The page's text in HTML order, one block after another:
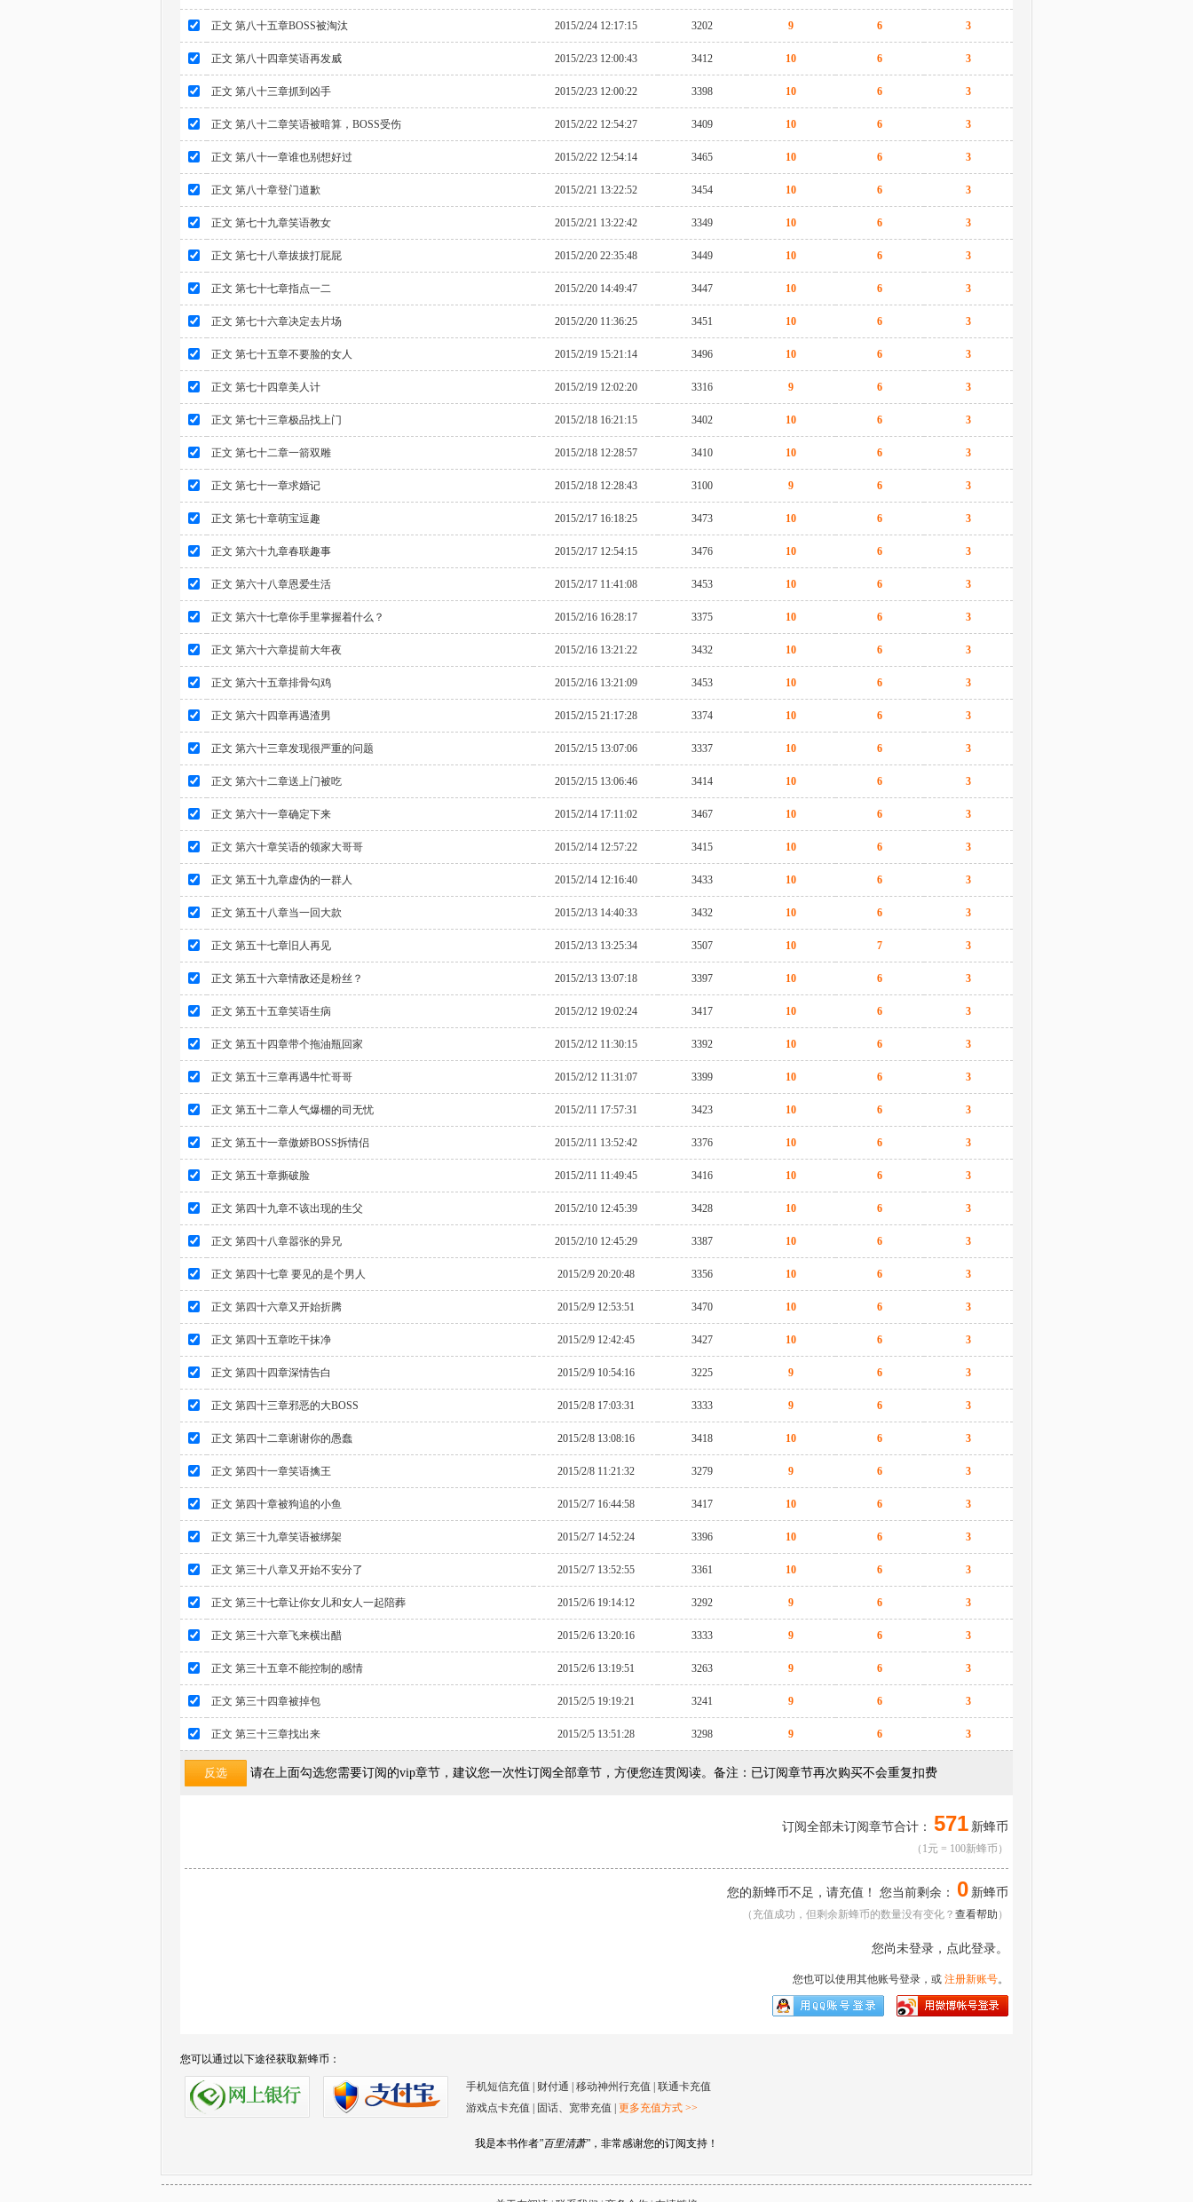
正文 第八十五章BOSS被淘汰 2015/2/24 12:17:15 3202 9 6 3
正文 第八十四章笑语再发威 2015/2/23 12:00:43 3412 10 6 3
正文 第八十三章抓到凶手 2015/2/23 12:00:22 3398 10 6 3
正文 第八十二章笑语被暗算，BOSS受伤 2015/2/22 12:54:27 3409 10 6 3
正文 第八十一章谁也别想好过 2015/2/22 12:54:14 3465 10 6 3
正文 第八十章登门道歉 2015/2/21 13:22:52 3454 10 6 3
正文 第七十九章笑语教女 2015/2/21 13:22:42 3349 10 6 3
正文 第七十八章拔拔打屁屁 2015/2/20 22:35:48 3449 10 6 3
正文 第七十七章指点一二 2015/2/20 14:49:47 3447 10 6 3
正文 第七十六章决定去片场 2015/2/20 11:36:25 3451 10 6 3
正文 第七十五章不要脸的女人 2015/2/19 15:21:14 3496 10 6 3
正文 第七十四章美人计 2015/2/19 12:02:20 3316 9 6 3
正文 第七十三章极品找上门 2015/2/18 16:21:15 3402 10 6 3
正文 第七十二章一箭双雕 2015/2/18 12:28:57 3410 10 6 3
正文 第七十一章求婚记 2015/2/18 12:28:43 3100 9 6 3
正文 第七十章萌宝逗趣 2015/2/17 16:18:25 3473 10 6 3
正文 第六十九章春联趣事 2015/2/17 12:54:15 3476 10 6 3
正文 第六十八章恩爱生活 2015/2/17 11:41:08 3453 10 6 3
正文 第六十七章你手里掌握着什么？ 2015/2/16 16:28:17 3375 10 6 3
正文 第六十六章提前大年夜 2015/2/16 13:21:22 3432 10 6 3
正文 第六十五章排骨勾鸡 2015/2/16 13:21:09 3453 10 6 3
正文 第六十四章再遇渣男 2015/2/15 21:17:28 3374 10 6 3
正文 第六十三章发现很严重的问题 2015/2/15 13:07:06 3337 10 6 3
正文 第六十二章送上门被吃 2015/2/15 13:06:46 3414 10 6 3
正文 第六十一章确定下来 2015/2/14 17:11:02 3467 10 6 3
正文 第六十章笑语的领家大哥哥 2015/2/14 12:57:22 3415 10 6 3
正文 第五十九章虚伪的一群人 2015/2/14 12:16:40 3433 10 6 3
正文 第五十八章当一回大款 2015/2/13 14:40:33 3432 10 6 3
正文 第五十七章旧人再见 2015/2/13 13:25:34 3507 10 7 3
正文 第五十六章情敌还是粉丝？ 2015/2/13 13:07:18 3397 10 6 3
正文 第五十五章笑语生病 2015/2/12 19:02:24 3417 10 6 3
正文 第五十四章带个拖油瓶回家 2015/2/12 11:30:15 3392 10 6 3
正文 第五十三章再遇牛忙哥哥 2015/2/12 11:31:07 3399 10 6 3
正文 第五十二章人气爆棚的司无忧 2015/2/11 17:57:31 3423 10 6 3
正文 第五十一章傲娇BOSS拆情侣 2015/2/11 13:52:42 3376 10 6 3
正文 第五十章撕破脸 2015/2/11 11:49:45 3416 10 6 3
正文 第四十九章不该出现的生父 2015/2/10 12:45:39 3428 10 6 3
正文 第四十八章嚣张的异兄 2015/2/10 12:45:29 3387 10 6 3
正文 第四十七章 要见的是个男人 2015/2/9 20:20:48 3356 10 6 3
正文 第四十六章又开始折腾 2015/2/9 12:53:51 3470 10 6 3
正文 第四十五章吃干抹净 2015/2/9 12:42:45 3427 10 6 3
正文 第四十四章深情告白 2015/2/9 10:54:16 3225 9 6 3
正文 第四十三章邪恶的大BOSS 2015/2/8 17:03:31 3333 9 6 3
正文 第四十二章谢谢你的愚蠢 2015/2/8 13:08:16 3418 10 6 3
正文 第四十一章笑语擒王 2015/2/8 11:21:32 3279 9 6 3
正文 第四十章被狗追的小鱼 2015/2/7 16:44:58 3417 10 6 3
正文 第三十九章笑语被绑架 2015/2/7 14:52:24 3396 10 6 3
正文 第三十八章又开始不安分了 2015/2/7 13:52:55 3361 10 6 3
正文 第三十七章让你女儿和女人一起陪葬 2015/2/6 19:14:12 3292 9 6 3
正文 第三十六章飞来横出醋 2015/2/6 13:20:16 3333 9 6 3
正文 第三十五章不能控制的感情 2015/2/6 13:19:51 3263 9 6 3
正文 第三十四章被掉包 2015/2/5 19:19:21 3241 9 6 3
正文 第三十三章找出来 2015/2/5 13:51:28 3298 9 6 3
请在上面勾选您需要订阅的vip章节，建议您一次性订阅全部章节，方便您连贯阅读。备注：已订阅章节再次购买不会重复扣费
订阅全部未订阅章节合计： 571 新蜂币
（1元 = 100新蜂币）
您的新蜂币不足，请充值 ！ 您当前剩余： 0 新蜂币
（充值成功，但剩余新蜂币的数量没有变化？ 查看帮助 ）
您尚未登录，点此登录。
您也可以使用其他账号登录，或 注册新账号。
您可以通过以下途径获取新蜂币：
手机短信充值 | 财付通 | 移动神州行充值 | 联通卡充值
游戏点卡充值 | 固话、宽带充值 | 更多充值方式 >>
我是本书作者"百里清萧" ，非常感谢您的订阅支持！